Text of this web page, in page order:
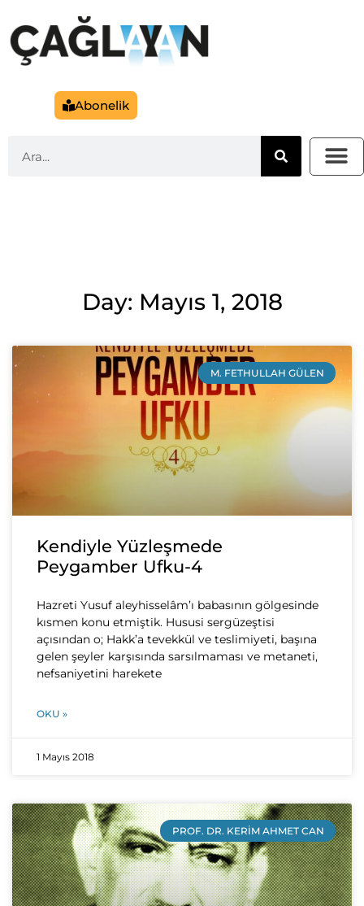
Abonelik
Day: Mayıs 1, 2018
M. FETHULLAH GÜLEN
Kendiyle Yüzleşmede
Peygamber Ufku-4
Hazreti Yusuf aleyhisselâm’ı babasının gölgesinde
kısmen konu etmiştik. Hususi sergüzeştisi
açısından o; Hakk’a tevekkül ve teslimiyeti, başına
gelen şeyler karşısında sarsılmaması ve metaneti,
nefsaniyetini harekete
OKU »
1 Mayıs 2018
PROF. DR. KERIM AHMET CAN